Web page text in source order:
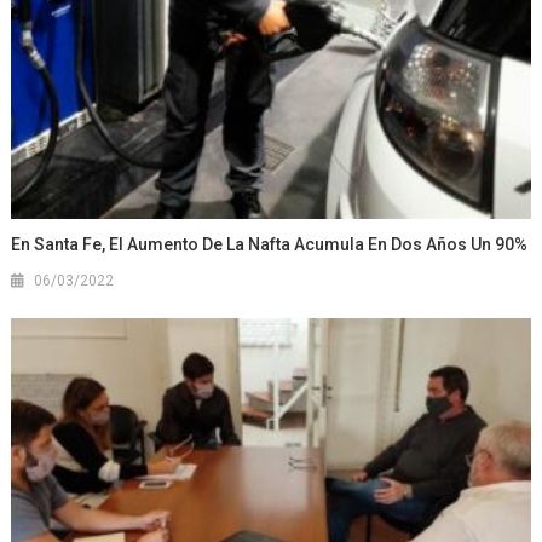
En Santa Fe, El Aumento De La Nafta Acumula En Dos Años Un 90%
06/03/2022